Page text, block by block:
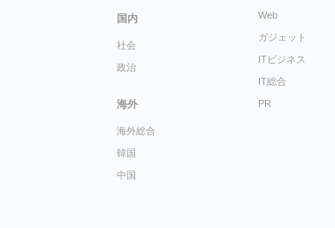
国内
社会
政治
海外
海外総合
韓国
中国
Web
ガジェット
ITビジネス
IT総合
PR